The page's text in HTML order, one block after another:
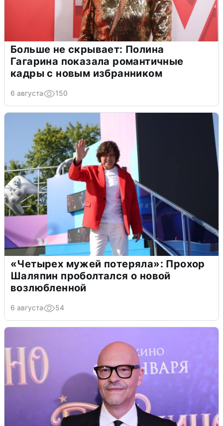
Больше не скрывает: Полина
Гагарина показала романтичные
кадры с новым избранником
6 августа 150
«Четырех мужей потеряла»: Прохор
Шаляпин проболтался о новой
возлюбленной
6 августа 54